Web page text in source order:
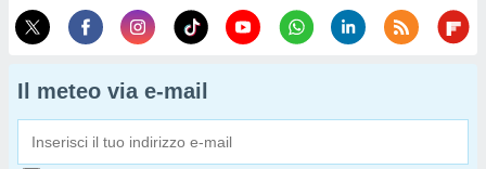
Il meteo via e-mail